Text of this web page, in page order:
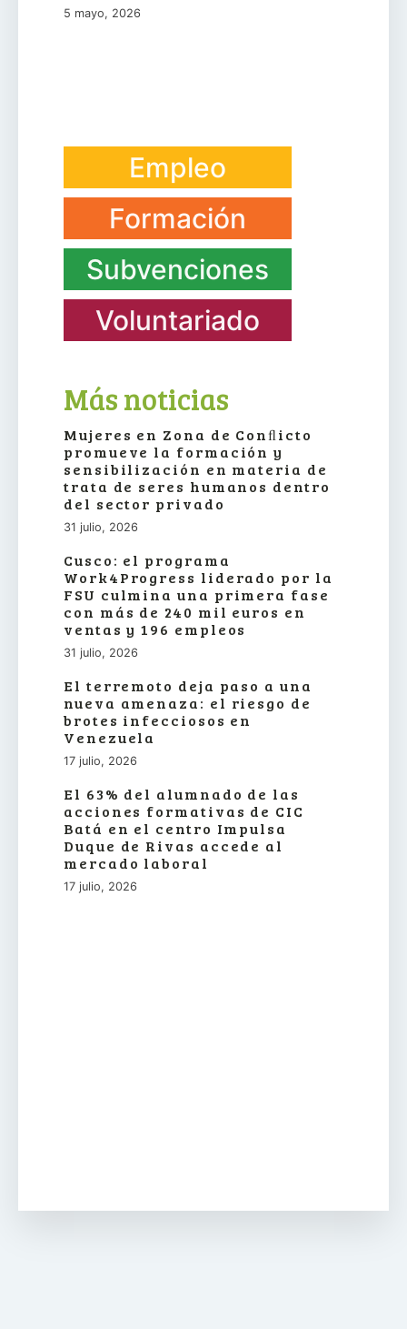
5 mayo, 2026
Empleo
Formación
Subvenciones
Voluntariado
Más noticias
Mujeres en Zona de Conﬂicto
promueve la formación y
sensibilización en materia de
trata de seres humanos dentro
del sector privado
31 julio, 2026
Cusco: el programa
Work4Progress liderado por la
FSU culmina una primera fase
con más de 240 mil euros en
ventas y 196 empleos
31 julio, 2026
El terremoto deja paso a una
nueva amenaza: el riesgo de
brotes infecciosos en
Venezuela
17 julio, 2026
El 63% del alumnado de las
acciones formativas de CIC
Batá en el centro Impulsa
Duque de Rivas accede al
mercado laboral
17 julio, 2026